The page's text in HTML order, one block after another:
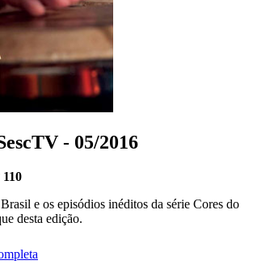
- 05/2016
110
e os episódios inéditos da série Cores do
desta edição.